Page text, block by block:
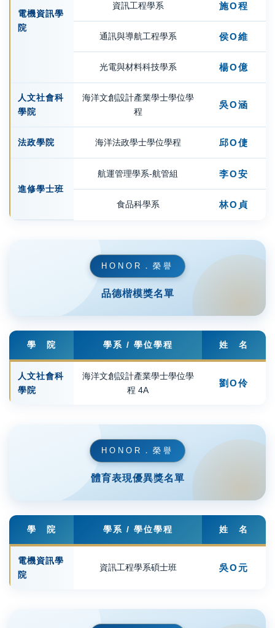
電機資訊學
院
資訊工程學系 施Ο程
通訊與導航工程學系 侯Ο維
光電與材料科技學系 楊Ο億
人文社會科
學院
海洋文創設計產業學士學位學
程
吳Ο涵
法政學院 海洋法政學士學位學程 邱Ο倢
進修學士班
航運管理學系-航管組 李Ο安
食品科學系 林Ο貞
HONOR．榮譽
品德楷模獎名單
學 院 學系 / 學位學程 姓 名
人文社會科
學院
海洋文創設計產業學士學位學
程 4A
劉Ο伶
HONOR．榮譽
體育表現優異獎名單
學 院 學系 / 學位學程 姓 名
電機資訊學
院
資訊工程學系碩士班 吳Ο元